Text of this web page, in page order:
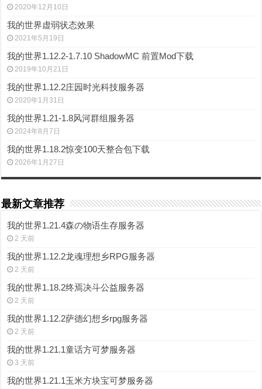
2020年12月10日
我的世界虚弱状态效果
2021年5月19日
我的世界1.12.2-1.7.10 ShadowMC 前置Mod下载
2019年10月21日
我的世界1.12.2庄园时光科技服务器
2020年1月31日
我的世界1.21-1.8风河群组服务器
2024年8月7日
我的世界1.18.2惊变100天整合包下载
2026年1月27日
最新文章推荐
我的世界1.21.4森の物语生存服务器
2 天前
我的世界1.12.2龙魂理想乡RPG服务器
2 天前
我的世界1.18.2终焉决斗公益服务器
2 天前
我的世界1.12.2萨德幻想乡rpg服务器
2 天前
我的世界1.21.1童话方可梦服务器
3 天前
我的世界1.21.1玉米方块宝可梦服务器